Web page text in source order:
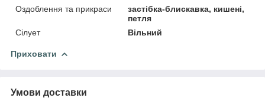
Оздоблення та прикраси
застібка-блискавка, кишені,
петля
Сілует
Вільний
Приховати
Умови доставки